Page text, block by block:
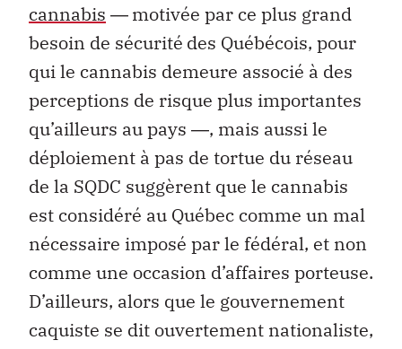
cannabis ―motivée par ce plus grand
besoin de sécurité des Québécois, pour
qui le cannabis demeure associé à des
perceptions de risque plus importantes
qu’ailleurs au pays ―, mais aussi le
déploiement à pas de tortue du réseau
de la SQDC suggèrent que le cannabis
est considéré au Québec comme un mal
nécessaire imposé par le fédéral, et non
comme une occasion d’affaires porteuse.
D’ailleurs, alors que le gouvernement
caquiste se dit ouvertement nationaliste,